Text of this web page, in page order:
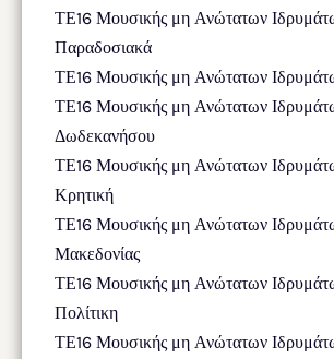
ΤΕ16 Μουσικής μη Ανώτατων
Παραδοσιακά
ΤΕ16 Μουσικής μη Ανώτατων
ΤΕ16 Μουσικής μη Ανώτατων
Δωδεκανήσου
ΤΕ16 Μουσικής μη Ανώτατων
Κρητική
ΤΕ16 Μουσικής μη Ανώτατων
Μακεδονίας
ΤΕ16 Μουσικής μη Ανώτατων
Πολίτικη
ΤΕ16 Μουσικής μη Ανώτατων